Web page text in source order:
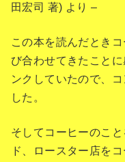
田宏司 著) より –
この本を読んだとき
び合わせてきたこと
ンクしていたので、
した。
そしてコーヒーのこ
ド、ロースター店を